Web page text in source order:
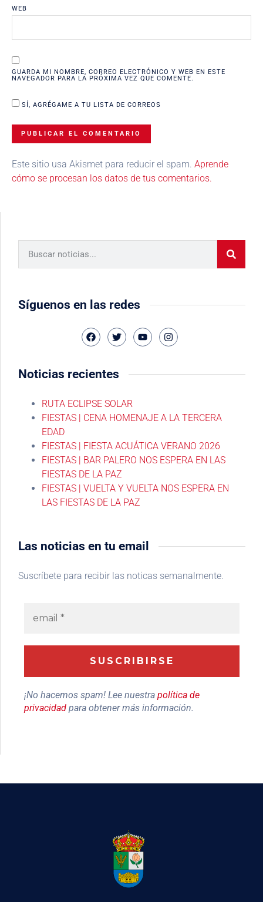
WEB
GUARDA MI NOMBRE, CORREO ELECTRÓNICO Y WEB EN ESTE
NAVEGADOR PARA LA PRÓXIMA VEZ QUE COMENTE.
SÍ, AGRÉGAME A TU LISTA DE CORREOS
Este sitio usa Akismet para reducir el spam. Aprende
cómo se procesan los datos de tus comentarios.
Síguenos en las redes
Noticias recientes
RUTA ECLIPSE SOLAR
FIESTAS | CENA HOMENAJE A LA TERCERA
EDAD
FIESTAS | FIESTA ACUÁTICA VERANO 2026
FIESTAS | BAR PALERO NOS ESPERA EN LAS
FIESTAS DE LA PAZ
FIESTAS | VUELTA Y VUELTA NOS ESPERA EN
LAS FIESTAS DE LA PAZ
Las noticias en tu email
Suscríbete para recibir las noticas semanalmente.
¡No hacemos spam! Lee nuestra política de
privacidad para obtener más información.